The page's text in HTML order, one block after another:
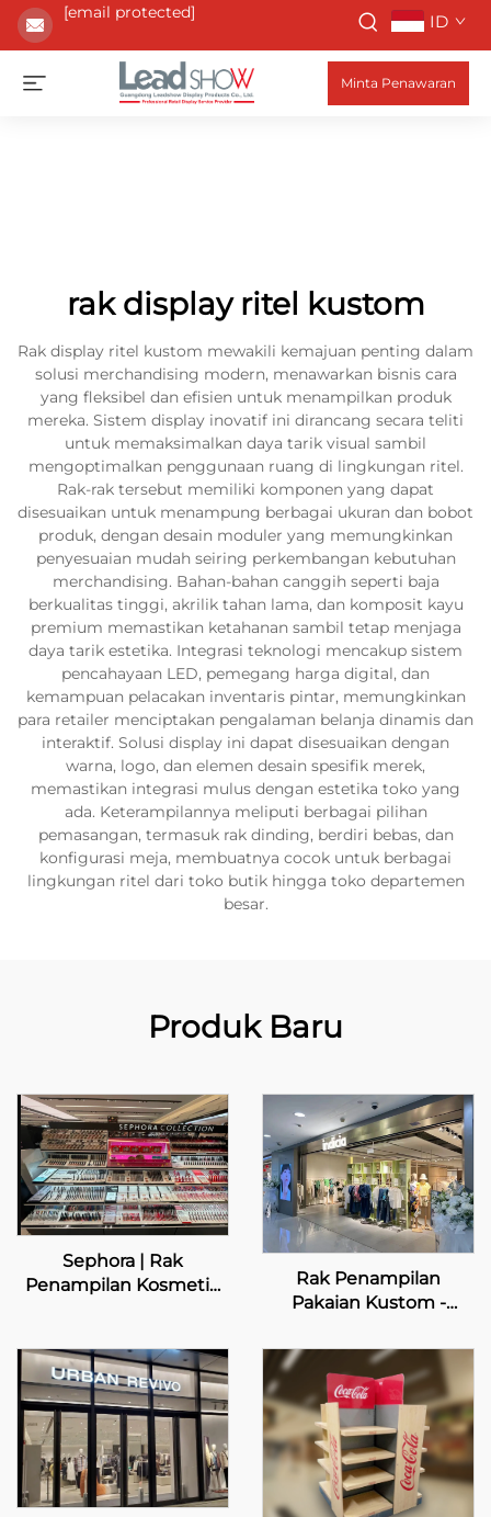
[email protected] ID
Minta Penawaran
rak display ritel kustom
Rak display ritel kustom mewakili kemajuan penting dalam
solusi merchandising modern, menawarkan bisnis cara
yang fleksibel dan efisien untuk menampilkan produk
mereka. Sistem display inovatif ini dirancang secara teliti
untuk memaksimalkan daya tarik visual sambil
mengoptimalkan penggunaan ruang di lingkungan ritel.
Rak-rak tersebut memiliki komponen yang dapat
disesuaikan untuk menampung berbagai ukuran dan bobot
produk, dengan desain moduler yang memungkinkan
penyesuaian mudah seiring perkembangan kebutuhan
merchandising. Bahan-bahan canggih seperti baja
berkualitas tinggi, akrilik tahan lama, dan komposit kayu
premium memastikan ketahanan sambil tetap menjaga
daya tarik estetika. Integrasi teknologi mencakup sistem
pencahayaan LED, pemegang harga digital, dan
kemampuan pelacakan inventaris pintar, memungkinkan
para retailer menciptakan pengalaman belanja dinamis dan
interaktif. Solusi display ini dapat disesuaikan dengan
warna, logo, dan elemen desain spesifik merek,
memastikan integrasi mulus dengan estetika toko yang
ada. Keterampilannya meliputi berbagai pilihan
pemasangan, termasuk rak dinding, berdiri bebas, dan
konfigurasi meja, membuatnya cocok untuk berbagai
lingkungan ritel dari toko butik hingga toko departemen
besar.
Produk Baru
Sephora | Rak
Penampilan Kosmetik
Rak Penampilan
Pakaian Kustom -